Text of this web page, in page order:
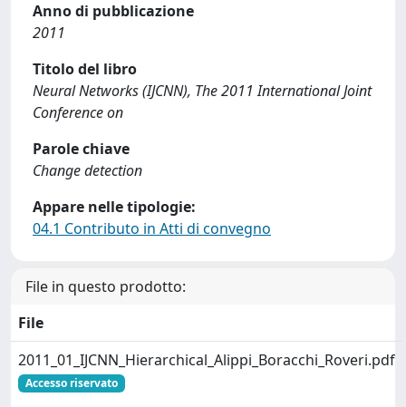
Anno di pubblicazione
2011
Titolo del libro
Neural Networks (IJCNN), The 2011 International Joint
Conference on
Parole chiave
Change detection
Appare nelle tipologie:
04.1 Contributo in Atti di convegno
File in questo prodotto:
File
2011_01_IJCNN_Hierarchical_Alippi_Boracchi_Roveri.pdf
Accesso riservato